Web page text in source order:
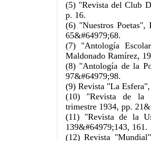
(5) "Revista del Club
p. 16.
(6) "Nuestros Poetas",
65&#64979;68.
(7) "Antología
Maldonado Ramírez,
(8) "Antología de la
97&#64979;98.
(9) Revista "La
(10) "Revista de la
trimestre 1934, pp.
(11) "Revista de la
139&#64979;143, 161.
(12) Revista